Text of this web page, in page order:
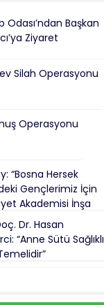
Odası’ndan Başkan
Ziyaret
Silah Operasyonu
Operasyonu
“Bosna Hersek
Gençlerimiz İçin
Akademisi İnşa
Dr. Hasan
“Anne Sütü Sağlıklı